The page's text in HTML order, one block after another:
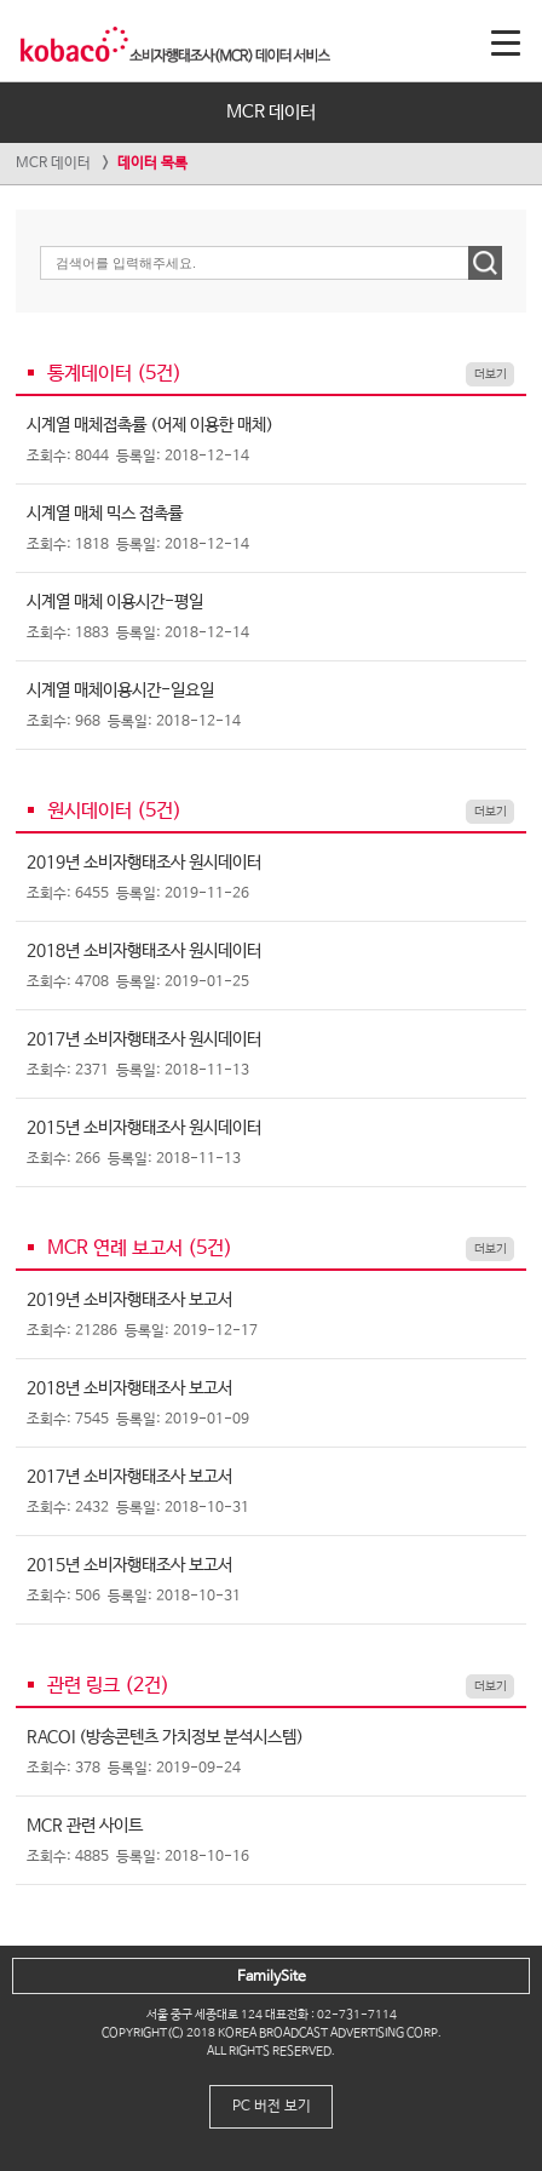
MCR 데이터
MCR 데이터 데이터 목록
통계데이터 (5건) 더보기
시계열 매체접촉률 (어제 이용한 매체)
조회수: 8044 등록일: 2018-12-14
시계열 매체 믹스 접촉률
조회수: 1818 등록일: 2018-12-14
시계열 매체 이용시간-평일
조회수: 1883 등록일: 2018-12-14
시계열 매체이용시간-일요일
조회수: 968 등록일: 2018-12-14
원시데이터 (5건) 더보기
2019년 소비자행태조사 원시데이터
조회수: 6455 등록일: 2019-11-26
2018년 소비자행태조사 원시데이터
조회수: 4708 등록일: 2019-01-25
2017년 소비자행태조사 원시데이터
조회수: 2371 등록일: 2018-11-13
2015년 소비자행태조사 원시데이터
조회수: 266 등록일: 2018-11-13
MCR 연례 보고서 (5건) 더보기
2019년 소비자행태조사 보고서
조회수: 21286 등록일: 2019-12-17
2018년 소비자행태조사 보고서
조회수: 7545 등록일: 2019-01-09
2017년 소비자행태조사 보고서
조회수: 2432 등록일: 2018-10-31
2015년 소비자행태조사 보고서
조회수: 506 등록일: 2018-10-31
관련 링크 (2건) 더보기
RACOI (방송콘텐츠 가치정보 분석시스템)
조회수: 378 등록일: 2019-09-24
MCR 관련 사이트
조회수: 4885 등록일: 2018-10-16
서울 중구 세종대로 124 대표전화 : 02-731-7114
COPYRIGHT(C) 2018 KOREA BROADCAST ADVERTISING CORP.
ALL RIGHTS RESERVED.
FamilySite
PC 버전 보기